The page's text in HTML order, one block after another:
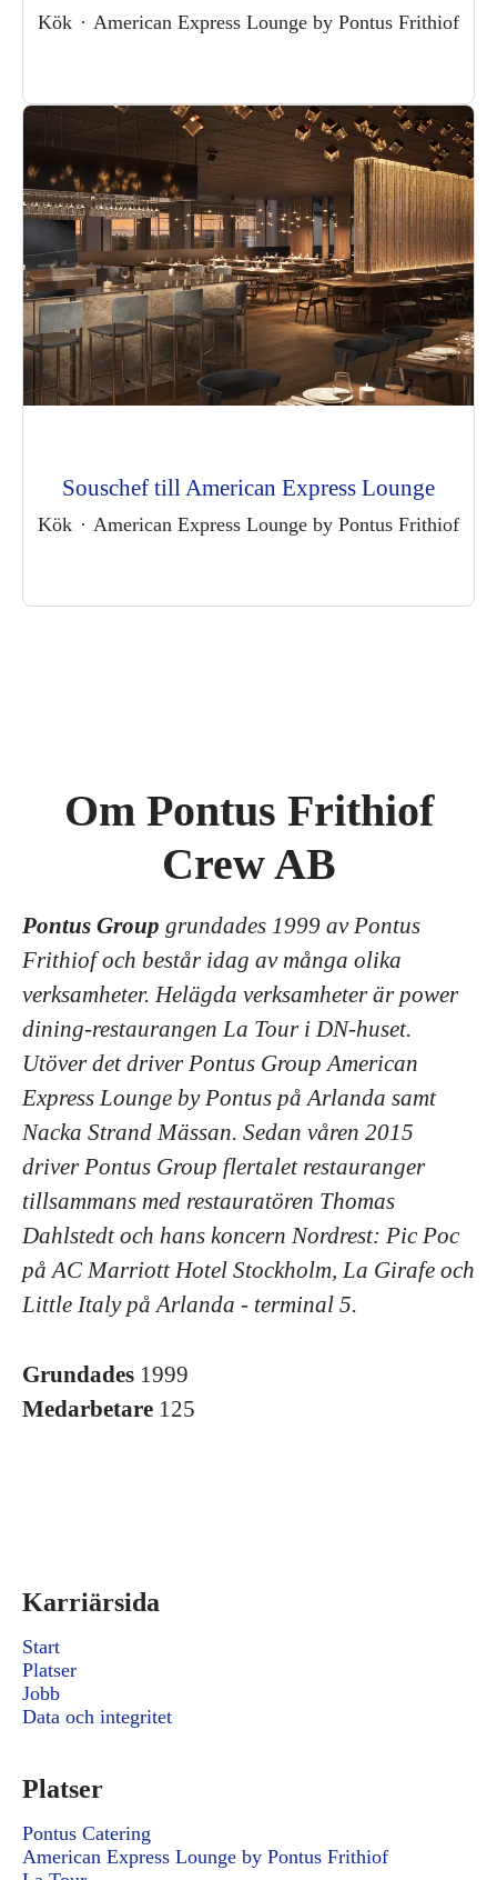
Kök · American Express Lounge by Pontus Frithiof
Souschef till American Express Lounge
Kök · American Express Lounge by Pontus Frithiof
Om Pontus Frithiof
Crew AB
Pontus Group grundades 1999 av Pontus
Frithiof och består idag av många olika
verksamheter. Helägda verksamheter är power
dining-restaurangen La Tour i DN-huset.
Utöver det driver Pontus Group American
Express Lounge by Pontus på Arlanda samt
Nacka Strand Mässan. Sedan våren 2015
driver Pontus Group flertalet restauranger
tillsammans med restauratören Thomas
Dahlstedt och hans koncern Nordrest: Pic Poc
på AC Marriott Hotel Stockholm, La Girafe och
Little Italy på Arlanda - terminal 5.
Grundades 1999
Medarbetare 125
Karriärsida
Start
Platser
Jobb
Data och integritet
Platser
Pontus Catering
American Express Lounge by Pontus Frithiof